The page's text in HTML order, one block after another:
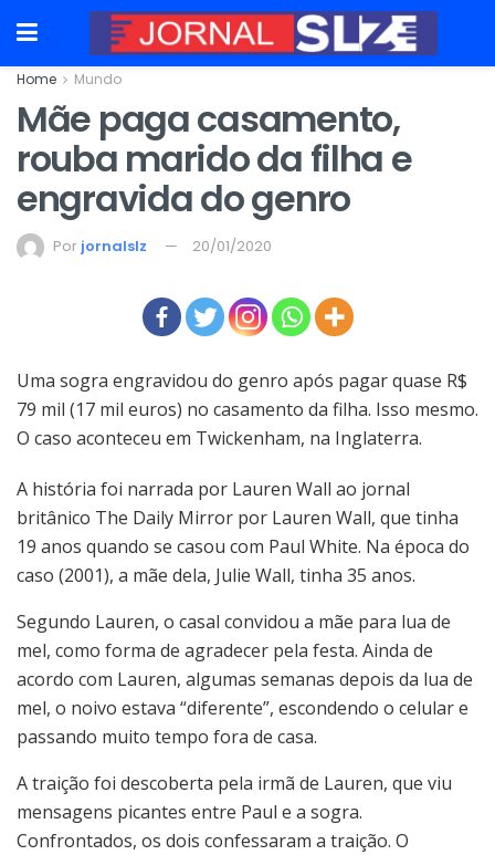
Home Mundo
Mãe paga casamento,
rouba marido da filha e
engravida do genro
Por jornalslz 20/01/2020
Uma sogra engravidou do genro após pagar quase R$
79 mil (17 mil euros) no casamento da filha. Isso mesmo.
O caso aconteceu em Twickenham, na Inglaterra.
A história foi narrada por Lauren Wall ao jornal
britânico The Daily Mirror por Lauren Wall, que tinha
19 anos quando se casou com Paul White. Na época do
caso (2001), a mãe dela, Julie Wall, tinha 35 anos.
Segundo Lauren, o casal convidou a mãe para lua de
mel, como forma de agradecer pela festa. Ainda de
acordo com Lauren, algumas semanas depois da lua de
mel, o noivo estava “diferente”, escondendo o celular e
passando muito tempo fora de casa.
A traição foi descoberta pela irmã de Lauren, que viu
mensagens picantes entre Paul e a sogra.
Confrontados, os dois confessaram a traição. O